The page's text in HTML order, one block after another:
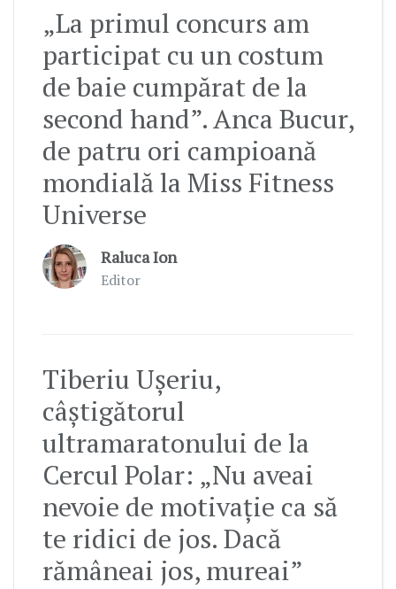
„La primul concurs am
participat cu un costum
de baie cumpărat de la
second hand”. Anca Bucur,
de patru ori campioană
mondială la Miss Fitness
Universe
Raluca Ion
Editor
Tiberiu Ușeriu,
câștigătorul
ultramaratonului de la
Cercul Polar: „Nu aveai
nevoie de motivație ca să
te ridici de jos. Dacă
rămâneai jos, mureai”